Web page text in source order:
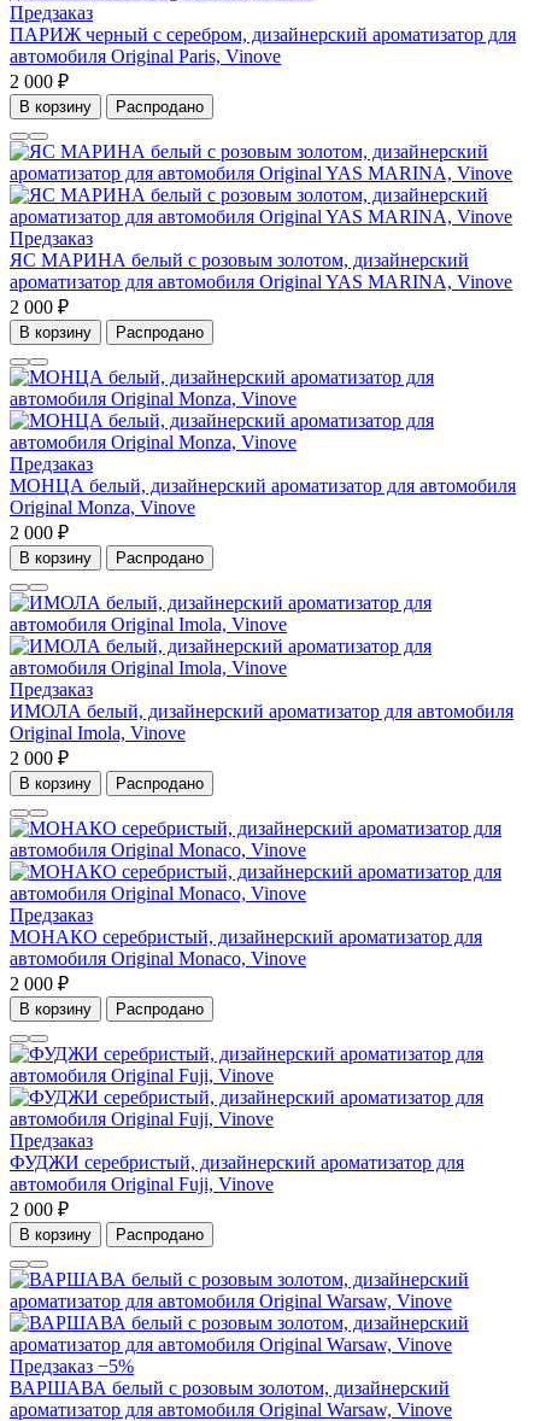
Предзаказ
ПАРИЖ черный с серебром, дизайнерский ароматизатор для
автомобиля Original Paris, Vinove
2 000 ₽
В корзину Распродано
Предзаказ
ЯС МАРИНА белый с розовым золотом, дизайнерский
ароматизатор для автомобиля Original YAS MARINA, Vinove
2 000 ₽
В корзину Распродано
Предзаказ
МОНЦА белый, дизайнерский ароматизатор для автомобиля
Original Monza, Vinove
2 000 ₽
В корзину Распродано
Предзаказ
ИМОЛА белый, дизайнерский ароматизатор для автомобиля
Original Imola, Vinove
2 000 ₽
В корзину Распродано
Предзаказ
МОНАКО серебристый, дизайнерский ароматизатор для
автомобиля Original Monaco, Vinove
2 000 ₽
В корзину Распродано
Предзаказ
ФУДЖИ серебристый, дизайнерский ароматизатор для
автомобиля Original Fuji, Vinove
2 000 ₽
В корзину Распродано
Предзаказ −5%
ВАРШАВА белый с розовым золотом, дизайнерский
ароматизатор для автомобиля Original Warsaw, Vinove